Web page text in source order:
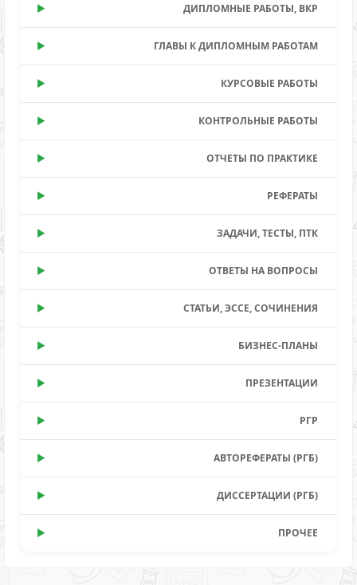
ДИПЛОМНЫЕ РАБОТЫ, ВКР
ГЛАВЫ К ДИПЛОМНЫМ РАБОТАМ
КУРСОВЫЕ РАБОТЫ
КОНТРОЛЬНЫЕ РАБОТЫ
ОТЧЕТЫ ПО ПРАКТИКЕ
РЕФЕРАТЫ
ЗАДАЧИ, ТЕСТЫ, ПТК
ОТВЕТЫ НА ВОПРОСЫ
СТАТЬИ, ЭССЕ, СОЧИНЕНИЯ
БИЗНЕС-ПЛАНЫ
ПРЕЗЕНТАЦИИ
РГР
АВТОРЕФЕРАТЫ (РГБ)
ДИССЕРТАЦИИ (РГБ)
ПРОЧЕЕ